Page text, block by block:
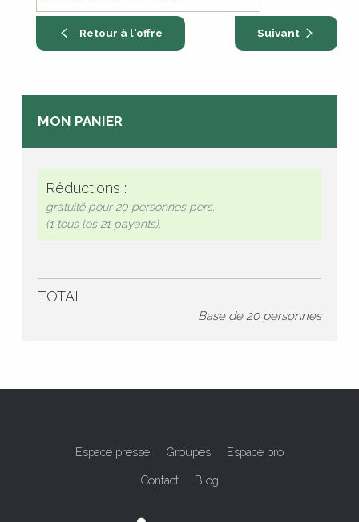
Retour à l'offre Suivant
MON PANIER
Réductions :
gratuité pour 20 personnespers.
(1 tous les 21 payants).
TOTAL
Base de 20 personnes
Espace presse Groupes Espace pro
Contact Blog